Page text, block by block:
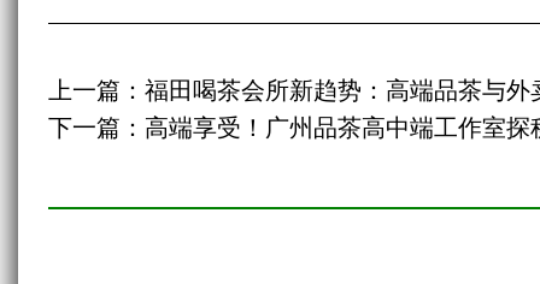
上一篇： 福田喝茶会所新趋势：高端品茶与
下一篇： 高端享受！广州品茶高中端工作室探